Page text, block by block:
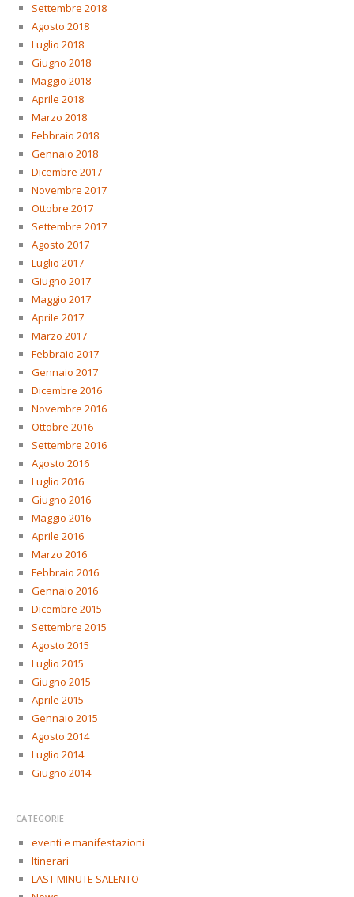
Settembre 2018
Agosto 2018
Luglio 2018
Giugno 2018
Maggio 2018
Aprile 2018
Marzo 2018
Febbraio 2018
Gennaio 2018
Dicembre 2017
Novembre 2017
Ottobre 2017
Settembre 2017
Agosto 2017
Luglio 2017
Giugno 2017
Maggio 2017
Aprile 2017
Marzo 2017
Febbraio 2017
Gennaio 2017
Dicembre 2016
Novembre 2016
Ottobre 2016
Settembre 2016
Agosto 2016
Luglio 2016
Giugno 2016
Maggio 2016
Aprile 2016
Marzo 2016
Febbraio 2016
Gennaio 2016
Dicembre 2015
Settembre 2015
Agosto 2015
Luglio 2015
Giugno 2015
Aprile 2015
Gennaio 2015
Agosto 2014
Luglio 2014
Giugno 2014
CATEGORIE
eventi e manifestazioni
Itinerari
LAST MINUTE SALENTO